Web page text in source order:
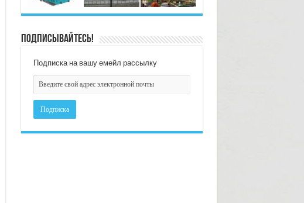
Подписывайтесь!
Подписка на вашу емейл рассылку